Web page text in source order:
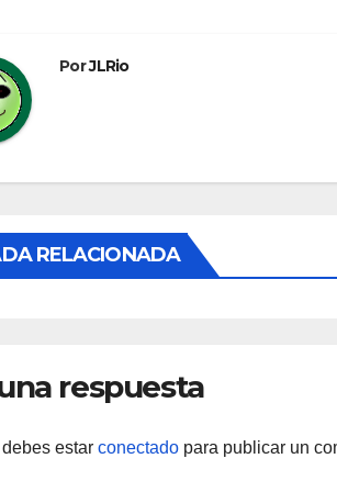
PorJLRio
RELACIONADA
respuesta
estar conectado para publicar un